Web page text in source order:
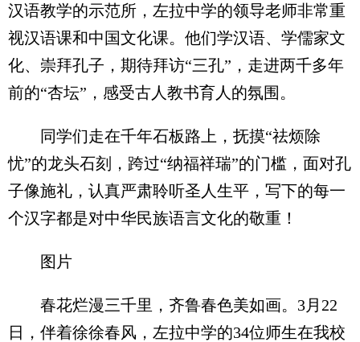
汉语教学的示范所，左拉中学的领导老师非常重
视汉语课和中国文化课。他们学汉语、学儒家文
化、崇拜孔子，期待拜访“三孔”，走进两千多年
前的“杏坛”，感受古人教书育人的氛围。
同学们走在千年石板路上，抚摸“祛烦除
忧”的龙头石刻，跨过“纳福祥瑞”的门槛，面对孔
子像施礼，认真严肃聆听圣人生平，写下的每一
个汉字都是对中华民族语言文化的敬重！
图片
春花烂漫三千里，齐鲁春色美如画。3月22
日，伴着徐徐春风，左拉中学的34位师生在我校